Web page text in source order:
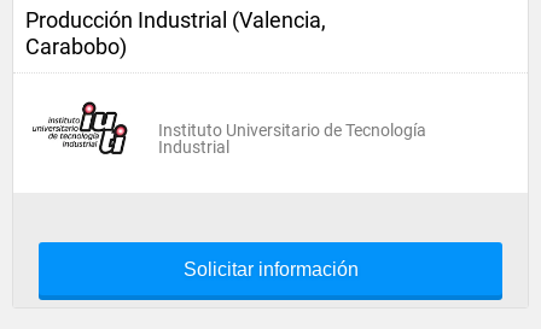
Producción Industrial (Valencia,
Carabobo)
Instituto Universitario de Tecnología
Industrial
Solicitar información